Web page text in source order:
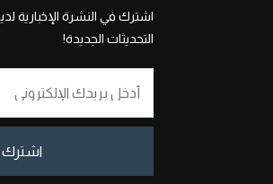
اشترك في النشرة الإخبارية
التحديثات الجديدة!
اشترك